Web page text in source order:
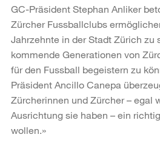
GC-Präsident Stephan Anliker
Zürcher Fussballclubs
Jahrzehnte in der Stadt Zürich zu
kommende Generationen von
für den Fussball begeistern zu
Präsident Ancillo Canepa
Zürcherinnen und Zürcher – egal
Ausrichtung sie haben – ein
wollen.»